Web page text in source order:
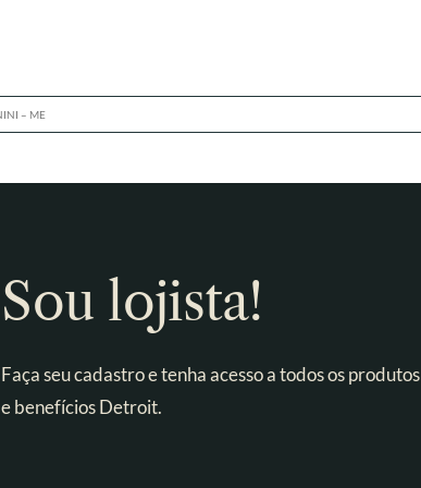
– ME
Sou lojista!
Faça seu cadastro e tenha acesso a todos os produtos
e benefícios Detroit.